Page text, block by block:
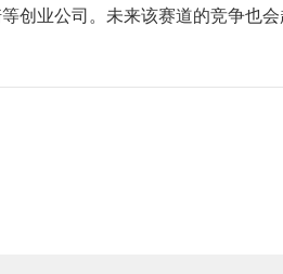
创业公司。未来该赛道的竞争也